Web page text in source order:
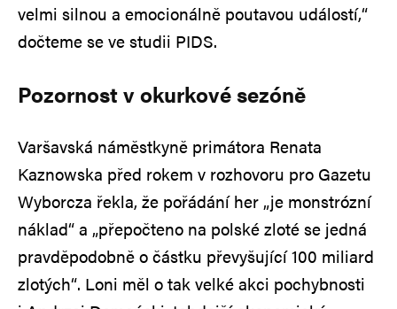
velmi silnou a emocionálně poutavou událostí,“
dočteme se ve studii PIDS.
Pozornost v okurkové sezóně
Varšavská náměstkyně primátora Renata
Kaznowska před rokem v rozhovoru pro Gazetu
Wyborcza řekla, že pořádání her „je monstrózní
náklad“ a „přepočteno na polské zloté se jedná
pravděpodobně o částku převyšující 100 miliard
zlotých“. Loni měl o tak velké akci pochybnosti